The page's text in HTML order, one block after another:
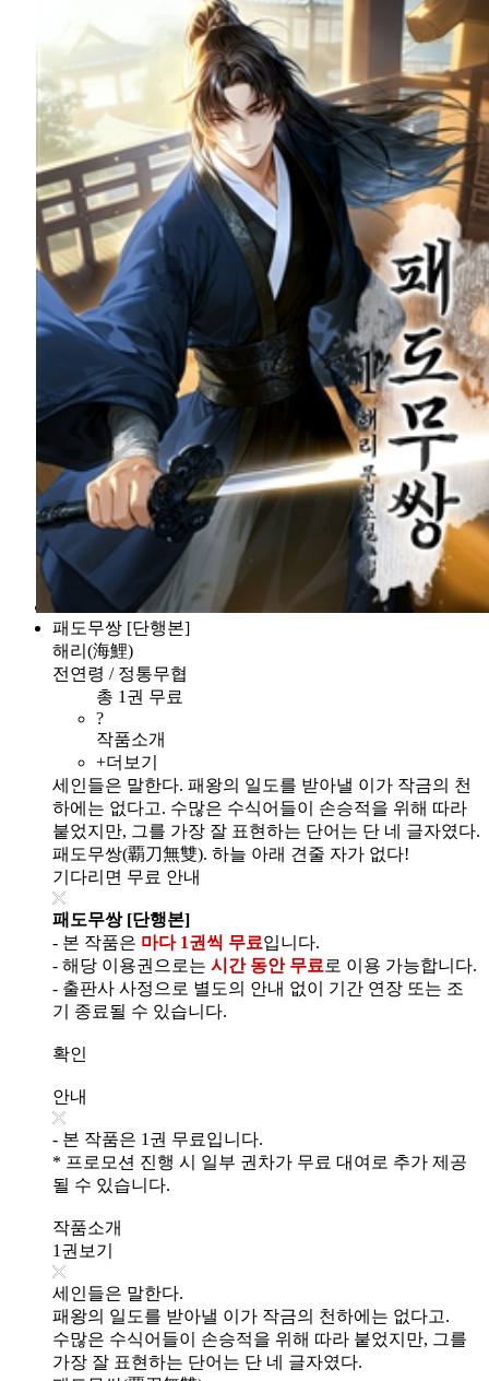
패도무쌍 [단행본]
해리(海鯉)
전연령 / 정통무협
총 1권 무료
?
작품소개
+더보기
세인들은 말한다. 패왕의 일도를 받아낼 이가 작금의 천
하에는 없다고. 수많은 수식어들이 손승적을 위해 따라
붙었지만, 그를 가장 잘 표현하는 단어는 단 네 글자였다.
패도무쌍(覇刀無雙). 하늘 아래 견줄 자가 없다!
기다리면 무료 안내
패도무쌍 [단행본]
- 본 작품은 마다 1권씩 무료입니다.
- 해당 이용권으로는 시간 동안 무료 로 이용 가능합니다.
- 출판사 사정으로 별도의 안내 없이 기간 연장 또는 조
기 종료될 수 있습니다.
확인
안내
- 본 작품은 1권 무료입니다.
* 프로모션 진행 시 일부 권차가 무료 대여로 추가 제공
될 수 있습니다.
작품소개
1권보기
세인들은 말한다.
패왕의 일도를 받아낼 이가 작금의 천하에는 없다고.
수많은 수식어들이 손승적을 위해 따라 붙었지만, 그를
가장 잘 표현하는 단어는 단 네 글자였다.